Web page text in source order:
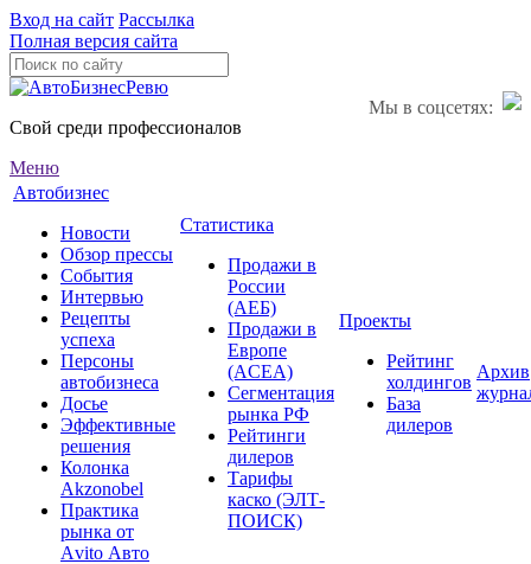
Вход на сайт Рассылка
Полная версия сайта
Мы в соцсетях:
Свой среди профессионалов
Меню
Автобизнес
Новости
Обзор прессы
События
Интервью
Рецепты
успеха
Персоны
автобизнеса
Досье
Эффективные
решения
Колонка
Akzonobel
Практика
рынка от
Аvito Авто
Статистика
Продажи в
России
(АЕБ)
Продажи в
Европе
(ACEA)
Сегментация
рынка РФ
Рейтинги
дилеров
Тарифы
каско (ЭЛТ-
ПОИСК)
Проекты
Рейтинг
холдингов
База
дилеров
Архив